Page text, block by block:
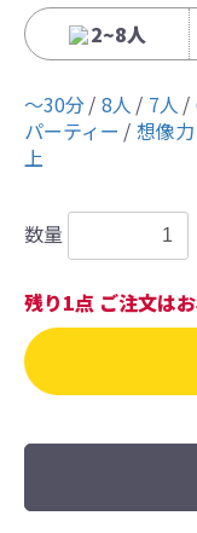
2~8人
〜30分 8人 7人
パーティー
想像力
上
数量
残り1点 ご注文は